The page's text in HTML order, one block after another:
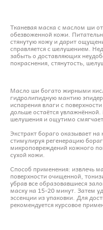
Тканевая маска с маслом ши
обезвоженной кожи.
стянутую кожу и дарит
справляется с шелушением.
забыть о доставляющих
покраснения, стянутость,
Масло ши богато жирными
гидролипидную мантию
испарения влаги с
дольше остаётся
шелушения и ощутимо
Экстракт бораго оказывает
стимулируя регенерацию
микроповреждений кожного
сухой кожи.
Способ применения: извлечь
поверхности очищенной,
убрав все образовавшиеся
маску на 15-20 минут. Затем
эссенции из упаковки. Для
рекомендуется курсовое